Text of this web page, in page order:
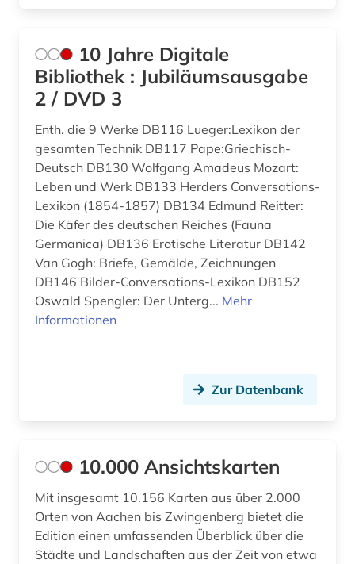
anne frank (1)
anschrift (1)
ansichtskarte (1)
ansichtspostkarte (4)
antarktika (1)
antarktis (2)
anthologie (7)
antifaschismus (2)
antiheld (1)
antike (22)
antike religionen (1)
10 Jahre Digitale
Bibliothek : Jubiläumsausgabe
2 / DVD 3
Enth. die 9 Werke DB116 Lueger:Lexikon der
gesamten Technik DB117 Pape:Griechisch-
Deutsch DB130 Wolfgang Amadeus Mozart:
Leben und Werk DB133 Herders Conversations-
Lexikon (1854-1857) DB134 Edmund Reitter:
Die Käfer des deutschen Reiches (Fauna
Germanica) DB136 Erotische Literatur DB142
Van Gogh: Briefe, Gemälde, Zeichnungen
DB146 Bilder-Conversations-Lexikon DB152
Oswald Spengler: Der Unterg... Mehr
Informationen
Zur Datenbank
10.000 Ansichtskarten
Mit insgesamt 10.156 Karten aus über 2.000
Orten von Aachen bis Zwingenberg bietet die
Edition einen umfassenden Überblick über die
Städte und Landschaften aus der Zeit von etwa